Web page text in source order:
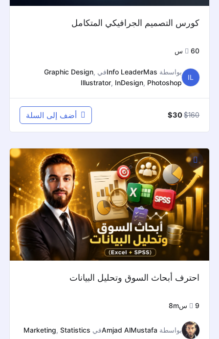
كورس التصميم الجرافيكي المتكامل
60س
IL
بواسطة Info LeaderMasفي Graphic Design
Illustrator InDesign Photoshop
$160
السعر
$160.
$30 السعر
$30.
أضف إلى السلة
احترف أبحاث السوق وتحليل البيانات
9س8m
بواسطة Amjad AlMustafaفي Marketing ,Statistics